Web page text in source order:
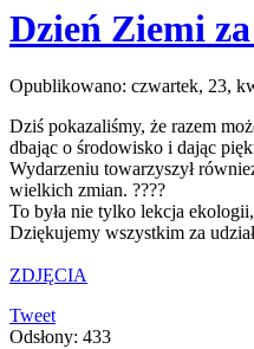
Dzień Ziemi
Opublikowano: czwartek, 23,
Dziś pokazaliśmy, że razem
dbając o środowisko i dając
Wydarzeniu towarzyszył
wielkich zmian. ????
To była nie tylko lekcja
Dziękujemy wszystkim za
ZDJĘCIA
Tweet
Odsłony: 433